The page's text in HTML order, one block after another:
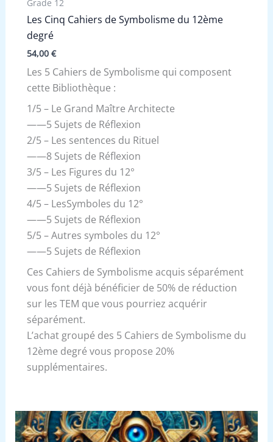
Grade 12
Les Cinq Cahiers de Symbolisme du 12ème
degré
54,00 €
Les 5 Cahiers de Symbolisme qui composent
cette Bibliothèque :
1/5 – Le Grand Maître Architecte
——5 Sujets de Réflexion
2/5 – Les sentences du Rituel
——8 Sujets de Réflexion
3/5 – Les Figures du 12°
——5 Sujets de Réflexion
4/5 – LesSymboles du 12°
——5 Sujets de Réflexion
5/5 – Autres symboles du 12°
——5 Sujets de Réflexion
Ces Cahiers de Symbolisme acquis séparément
vous font déjà bénéficier de 50% de réduction
sur les TEM que vous pourriez acquérir
séparément.
L’achat groupé des 5 Cahiers de Symbolisme du
12ème degré vous propose 20%
supplémentaires.